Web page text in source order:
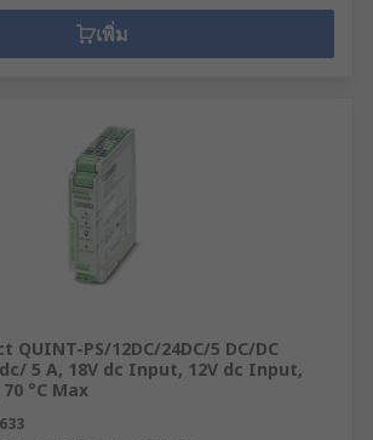
เพิ่ม
QUINT-PS/12DC/24DC/5 DC/DC
5 A, 18V dc Input, 12V dc Input,
°C Max